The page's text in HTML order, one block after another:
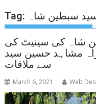
Tag: سید سبطین شاہ
شاہ کی سینیٹ کی
مشاہد حسین سید
سے ملاقات
March 6, 2021 Web